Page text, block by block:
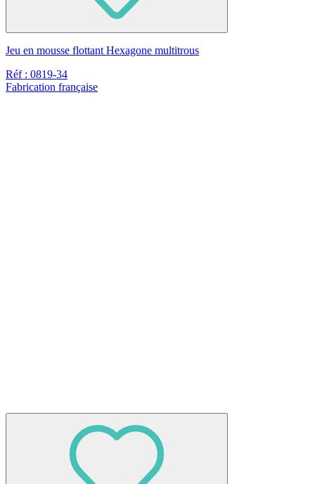
Jeu en mousse flottant Hexagone multitrous
Réf : 0819-34
Fabrication française